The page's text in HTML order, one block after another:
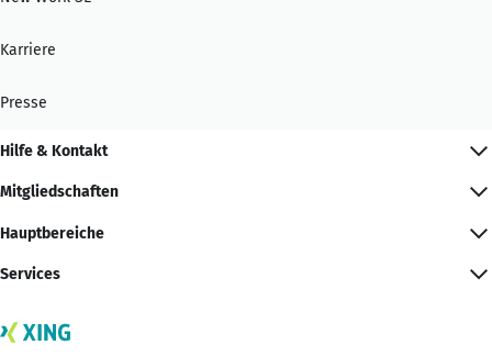
Karriere
Presse
Hilfe & Kontakt
Mitgliedschaften
Hauptbereiche
Services